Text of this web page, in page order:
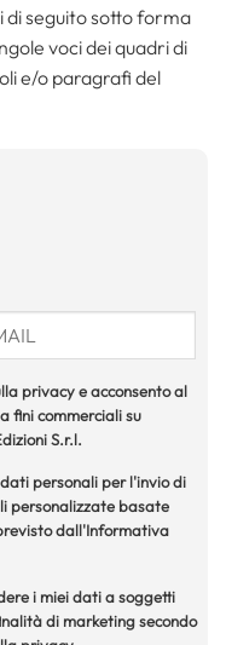
di seguito sotto forma
voci dei quadri di
e/o paragrafi del
privacy e acconsento al
fini commerciali su
S.r.l.
personali per l'invio di
personalizzate basate
dall'Informativa
i miei dati a soggetti
di marketing secondo